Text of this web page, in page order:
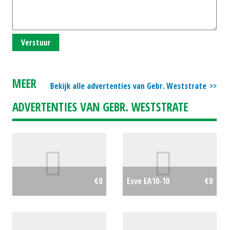
Verstuur
Bekijk alle advertenties van Gebr. Weststrate
MEER
ADVERTENTIES VAN GEBR. WESTSTRATE
€0 Esve EA10-10 €0